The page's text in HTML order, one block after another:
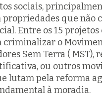
sociais,
propriedades que não
Entre os 15 projetos
criminalizar o
Sem Terra ( MST),
ou outros
lutam pela reforma
à moradia.